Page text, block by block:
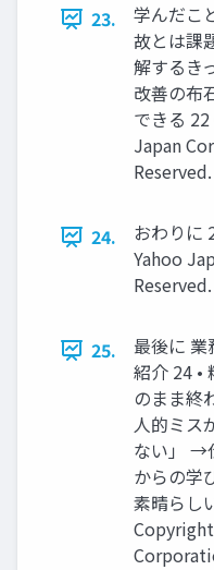
23.
学んだこ
故とは課
解するき
改善の布
できる
Japan
Reserved.
24.
おわりに
Yahoo
Reserved.
25.
最後に
紹介 24 •
のまま終
人的ミス
ない」 →
からの学
素晴らし